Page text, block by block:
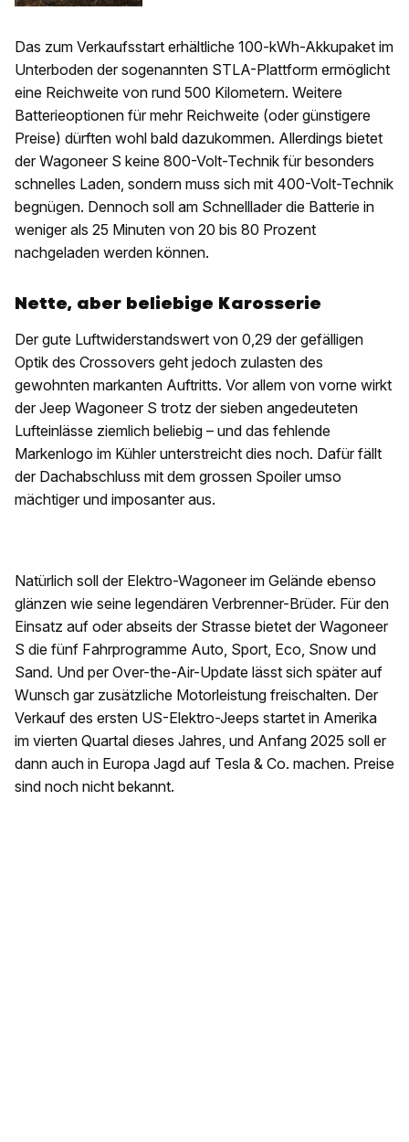
Das zum Verkaufsstart erhältliche 100-kWh-Akkupaket im
Unterboden der sogenannten STLA-Plattform ermöglicht
eine Reichweite von rund 500 Kilometern. Weitere
Batterieoptionen für mehr Reichweite (oder günstigere
Preise) dürften wohl bald dazukommen. Allerdings bietet
der Wagoneer S keine 800-Volt-Technik für besonders
schnelles Laden, sondern muss sich mit 400-Volt-Technik
begnügen. Dennoch soll am Schnelllader die Batterie in
weniger als 25 Minuten von 20 bis 80 Prozent
nachgeladen werden können.
Nette, aber beliebige Karosserie
Der gute Luftwiderstandswert von 0,29 der gefälligen
Optik des Crossovers geht jedoch zulasten des
gewohnten markanten Auftritts. Vor allem von vorne wirkt
der Jeep Wagoneer S trotz der sieben angedeuteten
Lufteinlässe ziemlich beliebig – und das fehlende
Markenlogo im Kühler unterstreicht dies noch. Dafür fällt
der Dachabschluss mit dem grossen Spoiler umso
mächtiger und imposanter aus.
Natürlich soll der Elektro-Wagoneer im Gelände ebenso
glänzen wie seine legendären Verbrenner-Brüder. Für den
Einsatz auf oder abseits der Strasse bietet der Wagoneer
S die fünf Fahrprogramme Auto, Sport, Eco, Snow und
Sand. Und per Over-the-Air-Update lässt sich später auf
Wunsch gar zusätzliche Motorleistung freischalten. Der
Verkauf des ersten US-Elektro-Jeeps startet in Amerika
im vierten Quartal dieses Jahres, und Anfang 2025 soll er
dann auch in Europa Jagd auf Tesla & Co. machen. Preise
sind noch nicht bekannt.